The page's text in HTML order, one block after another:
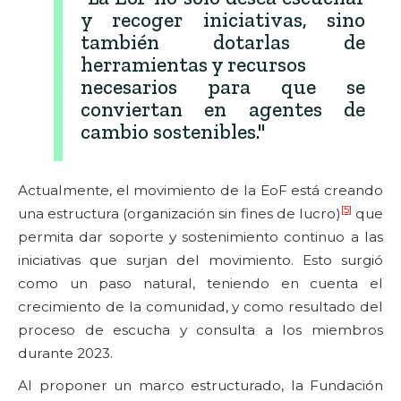
y recoger iniciativas, sino
también dotarlas de
herramientas y recursos
necesarios para que se
conviertan en agentes de
cambio sostenibles."
Actualmente, el movimiento de la EoF está creando
una estructura (organización sin fines de lucro)[5] que
permita dar soporte y sostenimiento continuo a las
iniciativas que surjan del movimiento. Esto surgió
como un paso natural, teniendo en cuenta el
crecimiento de la comunidad, y como resultado del
proceso de escucha y consulta a los miembros
durante 2023.
Al proponer un marco estructurado, la Fundación